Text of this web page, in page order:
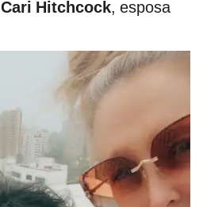
Cari Hitchcock, esposa